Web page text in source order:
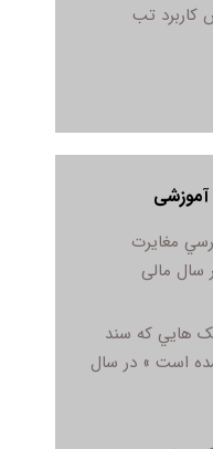
کاربرد تب
شماره 60 « بررسي مغايرت
سال مالی
شماره 56 « چک هايي که سند
است » در سال